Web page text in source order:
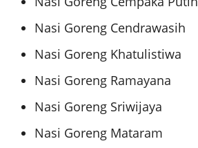
Nasi Goreng Cendrawasih
Nasi Goreng Khatulistiwa
Nasi Goreng Ramayana
Nasi Goreng Sriwijaya
Nasi Goreng Mataram